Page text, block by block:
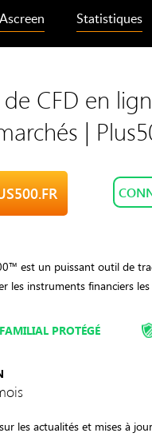
Ascreen Statistiques
CFD en
|
est un puissant outil de
les instruments financiers
PROTÉGÉ
les actualités et mises à